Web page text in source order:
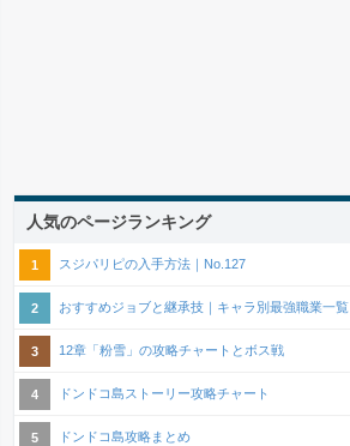
人気のページランキング
スジパリピの入手方法｜No.127
おすすめジョブと継承技｜キャラ別最強職業一覧
12章「粉雪」の攻略チャートとボス戦
ドンドコ島ストーリー攻略チャート
ドンドコ島攻略まとめ